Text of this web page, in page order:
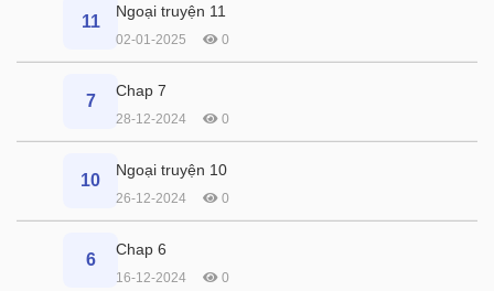
11
Ngoại truyện 11
02-01-2025 0
7
Chap 7
28-12-2024 0
10
Ngoại truyện 10
26-12-2024 0
6
Chap 6
16-12-2024 0